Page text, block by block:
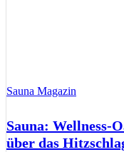
Sauna Magazin
Sauna: Wellness-
über das